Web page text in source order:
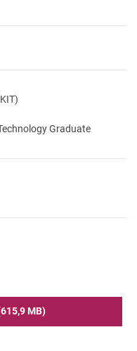
Graduate
MB)